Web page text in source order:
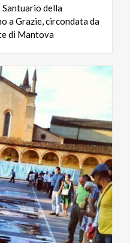
Santuario della
a Grazie, circondata da
di Mantova